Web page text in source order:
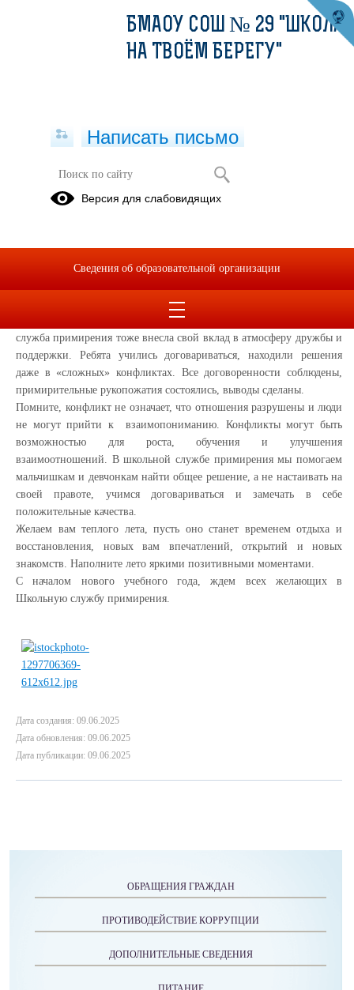
Заканчивая год со Школьной
службой примирения
Дорогие друзья!
конкурсов, концертов и побед. Каждый из вас проделал огромную
работу и теперь можно с гордостью оглянуться назад. Школьная
служба примирения тоже внесла свой вклад в атмосферу дружбы и
поддержки. Ребята учились договариваться, находили решения
даже в «сложных» конфликтах. Все договоренности соблюдены,
примирительные рукопожатия состоялись, выводы сделаны.
Помните, конфликт не означает, что отношения разрушены и люди
не могут прийти к взаимопониманию. Конфликты могут быть
возможностью для роста, обучения и улучшения
взаимоотношений. В школьной службе примирения мы помогаем
мальчишкам и девчонкам найти общее решение, а не настаивать на
своей правоте, учимся договариваться и замечать в себе
положительные качества.
Желаем вам теплого лета, пусть оно станет временем отдыха и
восстановления, новых вам впечатлений, открытий и новых
знакомств. Наполните лето яркими позитивными моментами.
С началом нового учебного года, ждем всех желающих в
Школьную службу примирения.
Дата создания: 09.06.2025
Дата обновления: 09.06.2025
Дата публикации: 09.06.2025
ОБРАЩЕНИЯ ГРАЖДАН
ПРОТИВОДЕЙСТВИЕ КОРРУПЦИИ
ДОПОЛНИТЕЛЬНЫЕ СВЕДЕНИЯ
БМАОУ СОШ № 29 "ШКОЛА
НА ТВОЁМ БЕРЕГУ"
Написать письмо
Версия для слабовидящих
Сведения об образовательной организации